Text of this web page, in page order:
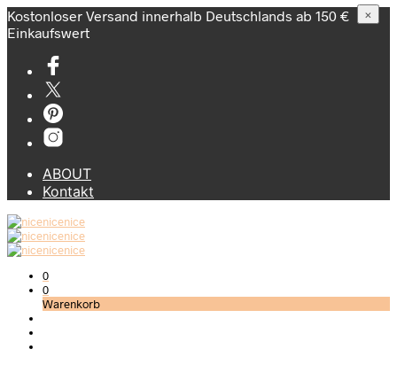
Kostonloser Versand innerhalb Deutschlands ab 150 €
Einkaufswert
ABOUT
Kontakt
0
0
Warenkorb
×